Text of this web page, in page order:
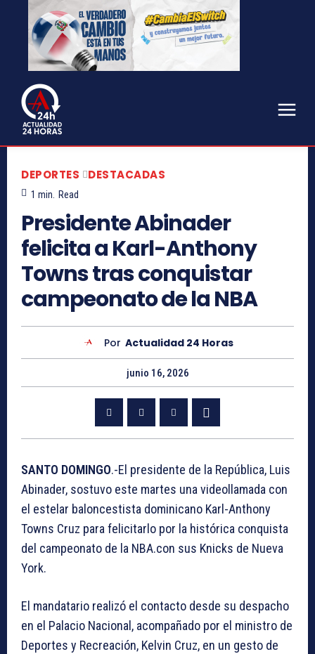
DEPORTES DESTACADAS
1 min. Read
Presidente Abinader
felicita a Karl-Anthony
Towns tras conquistar
campeonato de la NBA
Por Actualidad 24 Horas
junio 16, 2026
SANTO DOMINGO.-El presidente de la República, Luis
Abinader, sostuvo este martes una videollamada con
el estelar baloncestista dominicano Karl-Anthony
Towns Cruz para felicitarlo por la histórica conquista
del campeonato de la NBA.con sus Knicks de Nueva
York.
El mandatario realizó el contacto desde su despacho
en el Palacio Nacional, acompañado por el ministro de
Deportes y Recreación, Kelvin Cruz, en un gesto de